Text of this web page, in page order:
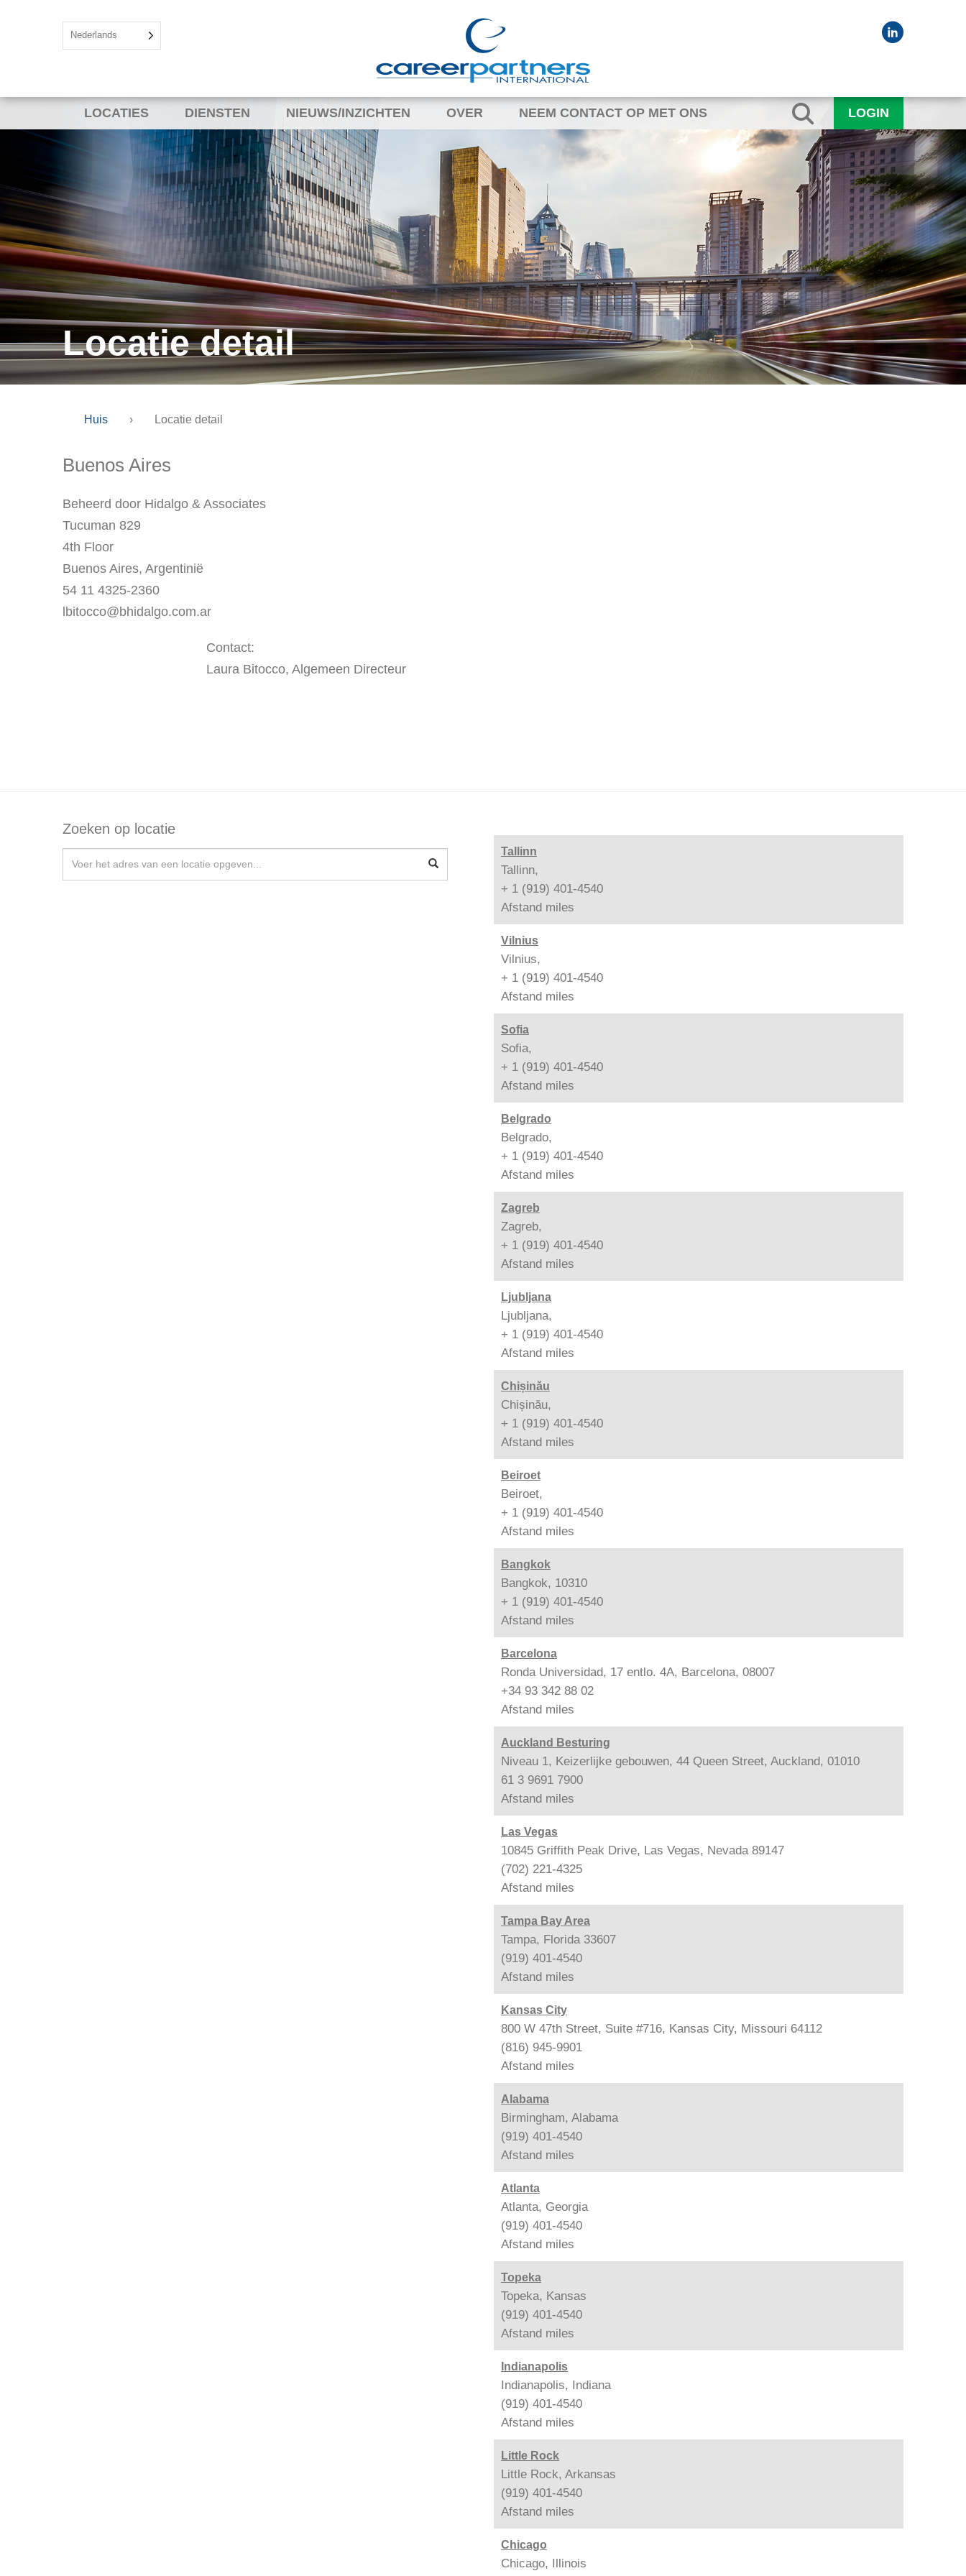
Nederlands
LOCATIES DIENSTEN NIEUWS/INZICHTEN OVER NEEM CONTACT OP MET ONS LOGIN
Locatie detail
Huis › Locatie detail
Buenos Aires
Beheerd door Hidalgo & Associates
Tucuman 829
4th Floor
Buenos Aires, Argentinië
54 11 4325-2360
lbitocco@bhidalgo.com.ar
Contact:
Laura Bitocco, Algemeen Directeur
Zoeken op locatie
Tallinn
Tallinn,
+ 1 (919) 401-4540
Afstand miles
Vilnius
Vilnius,
+ 1 (919) 401-4540
Afstand miles
Sofia
Sofia,
+ 1 (919) 401-4540
Afstand miles
Belgrado
Belgrado,
+ 1 (919) 401-4540
Afstand miles
Zagreb
Zagreb,
+ 1 (919) 401-4540
Afstand miles
Ljubljana
Ljubljana,
+ 1 (919) 401-4540
Afstand miles
Chișinău
Chișinău,
+ 1 (919) 401-4540
Afstand miles
Beiroet
Beiroet,
+ 1 (919) 401-4540
Afstand miles
Bangkok
Bangkok, 10310
+ 1 (919) 401-4540
Afstand miles
Barcelona
Ronda Universidad, 17 entlo. 4A, Barcelona, 08007
+34 93 342 88 02
Afstand miles
Auckland Besturing
Niveau 1, Keizerlijke gebouwen, 44 Queen Street, Auckland, 01010
61 3 9691 7900
Afstand miles
Las Vegas
10845 Griffith Peak Drive, Las Vegas, Nevada 89147
(702) 221-4325
Afstand miles
Tampa Bay Area
Tampa, Florida 33607
(919) 401-4540
Afstand miles
Kansas City
800 W 47th Street, Suite #716, Kansas City, Missouri 64112
(816) 945-9901
Afstand miles
Alabama
Birmingham, Alabama
(919) 401-4540
Afstand miles
Atlanta
Atlanta, Georgia
(919) 401-4540
Afstand miles
Topeka
Topeka, Kansas
(919) 401-4540
Afstand miles
Indianapolis
Indianapolis, Indiana
(919) 401-4540
Afstand miles
Little Rock
Little Rock, Arkansas
(919) 401-4540
Afstand miles
Chicago
Chicago, Illinois